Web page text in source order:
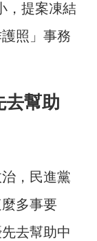
，提案凍結
照」事務
去幫助
，民進黨
多事要
去幫助中